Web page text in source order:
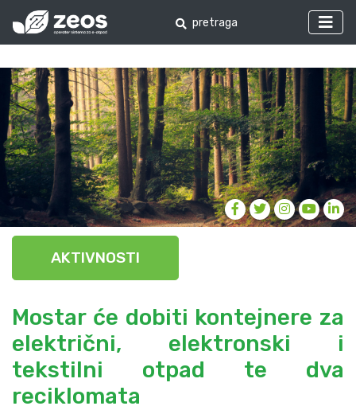
AKTIVNOSTI
Mostar će dobiti kontejnere za
električni, elektronski i
tekstilni otpad te dva
reciklomata